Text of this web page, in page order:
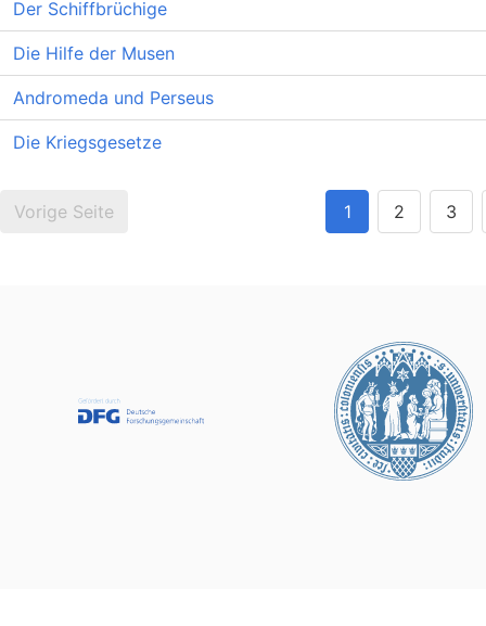
Der Schiffbrüchige
Die Hilfe der Musen
Andromeda und Perseus
Die Kriegsgesetze
Vorige Seite 1 2 3